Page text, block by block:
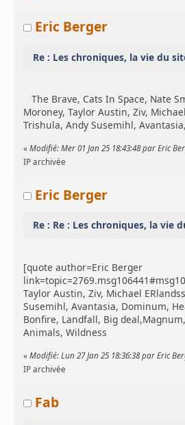
Eric Berger
Re : Les chroniques, la vie du
The Brave, Cats In Space, Nate
Moroney, Taylor Austin, Ziv,
Trishula, Andy Susemihl,
«Modifié: Mer 01 Jan 25 18:43:48 par Eric
IP archivée
Eric Berger
Re : Re : Les chroniques, la vie
[quote author=Eric Berger
Taylor Austin, Ziv, Michael
Susemihl, Avantasia, Dominum,
Bonfire, Landfall, Big
Animals, Wildness
«Modifié: Lun 27 Jan 25 18:36:38 par Eric
IP archivée
Fab